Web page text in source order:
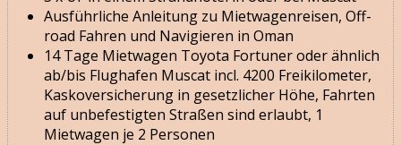
Ausführliche Anleitung zu Mietwagenreisen, Off-
road Fahren und Navigieren in Oman
14 Tage Mietwagen Toyota Fortuner oder ähnlich
ab/bis Flughafen Muscat incl. 4200 Freikilometer,
Kaskoversicherung in gesetzlicher Höhe, Fahrten
auf unbefestigten Straßen sind erlaubt, 1
Mietwagen je 2 Personen